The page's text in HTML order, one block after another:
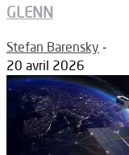
GLENN
Stefan Barensky -
20 avril 2026